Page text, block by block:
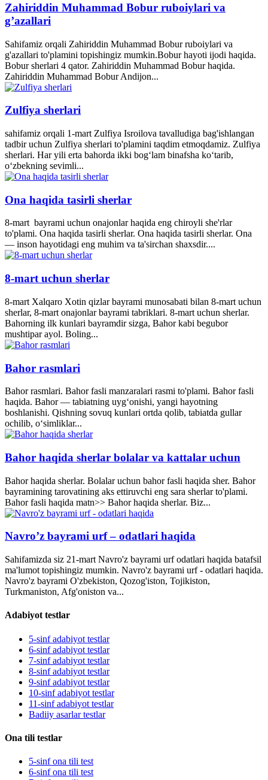
Zahiriddin Muhammad Bobur ruboiylari va
g’azallari
Sahifamiz orqali Zahiriddin Muhammad Bobur ruboiylari va
g'azallari to'plamini topishingiz mumkin.Bobur hayoti ijodi haqida.
Bobur sherlari 4 qator. Zahiriddin Muhammad Bobur haqida.
Zahiriddin Muhammad Bobur Andijon...
Zulfiya sherlari
sahifamiz orqali 1-mart Zulfiya Isroilova tavalludiga bag'ishlangan
tadbir uchun Zulfiya sherlari to'plamini taqdim etmoqdamiz. Zulfiya
sherlari. Har yili erta bahorda ikki bogʻlam binafsha koʻtarib,
oʻzbekning sevimli...
Ona haqida tasirli sherlar
8-mart bayrami uchun onajonlar haqida eng chiroyli she'rlar
to'plami. Ona haqida tasirli sherlar. Ona haqida tasirli sherlar. Ona
— inson hayotidagi eng muhim va ta'sirchan shaxsdir....
8-mart uchun sherlar
8-mart Xalqaro Xotin qizlar bayrami munosabati bilan 8-mart uchun
sherlar, 8-mart onajonlar bayrami tabriklari. 8-mart uchun sherlar.
Bahorning ilk kunlari bayramdir sizga, Bahor kabi begubor
mushtipar ayol. Boling...
Bahor rasmlari
Bahor rasmlari. Bahor fasli manzaralari rasmi to'plami. Bahor fasli
haqida. Bahor — tabiatning uyg‘onishi, yangi hayotning
boshlanishi. Qishning sovuq kunlari ortda qolib, tabiatda gullar
ochilib, o‘simliklar...
Bahor haqida sherlar bolalar va kattalar uchun
Bahor haqida sherlar. Bolalar uchun bahor fasli haqida sher. Bahor
bayramining tarovatining aks ettiruvchi eng sara sherlar to'plami.
Bahor fasli haqida matn>> Bahor haqida sherlar. Biz...
Navro’z bayrami urf – odatlari haqida
Sahifamizda siz 21-mart Navro'z bayrami urf odatlari haqida batafsil
ma'lumot topishingiz mumkin. Navro'z bayrami urf - odatlari haqida.
Navro'z bayrami O'zbekiston, Qozog'iston, Tojikiston,
Turkmaniston, Afg'oniston va...
Adabiyot testlar
5-sinf adabiyot testlar
6-sinf adabiyot testlar
7-sinf adabiyot testlar
8-sinf adabiyot testlar
9-sinf adabiyot testlar
10-sinf adabiyot testlar
11-sinf adabiyot testlar
Badiiy asarlar testlar
Ona tili testlar
5-sinf ona tili test
6-sinf ona tili test